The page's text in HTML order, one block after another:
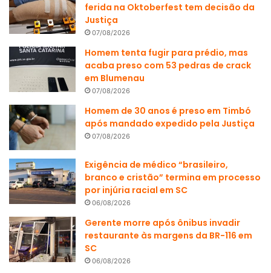
ferida na Oktoberfest tem decisão da
Justiça
07/08/2026
Homem tenta fugir para prédio, mas
acaba preso com 53 pedras de crack
em Blumenau
07/08/2026
Homem de 30 anos é preso em Timbó
após mandado expedido pela Justiça
07/08/2026
Exigência de médico “brasileiro,
branco e cristão” termina em processo
por injúria racial em SC
06/08/2026
Gerente morre após ônibus invadir
restaurante às margens da BR-116 em
SC
06/08/2026